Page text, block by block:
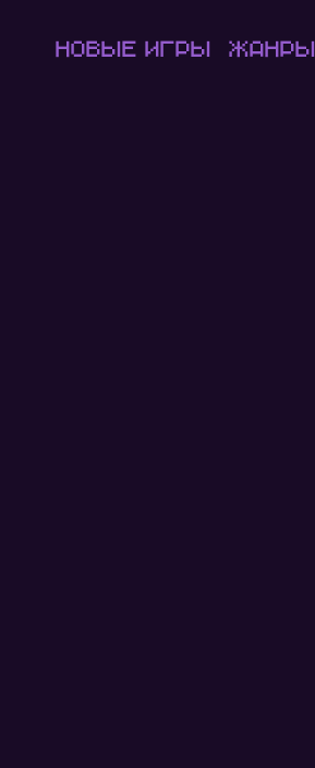
Новые игры Жанры